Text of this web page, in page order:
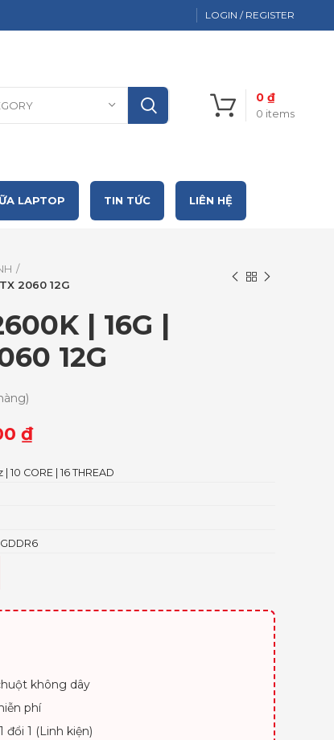
LOGIN / REGISTER
0 items
0₫
LAPTOP TIN TỨC LIÊN HỆ
2060 12G
| 16G |
12G
₫
10 CORE | 16 THREAD
không dây
phí
đổi 1 (Linh kiện)